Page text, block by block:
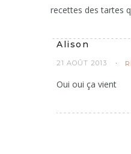
recettes des tartes
Alison
21 AOÛT 2013
Oui oui ça vient